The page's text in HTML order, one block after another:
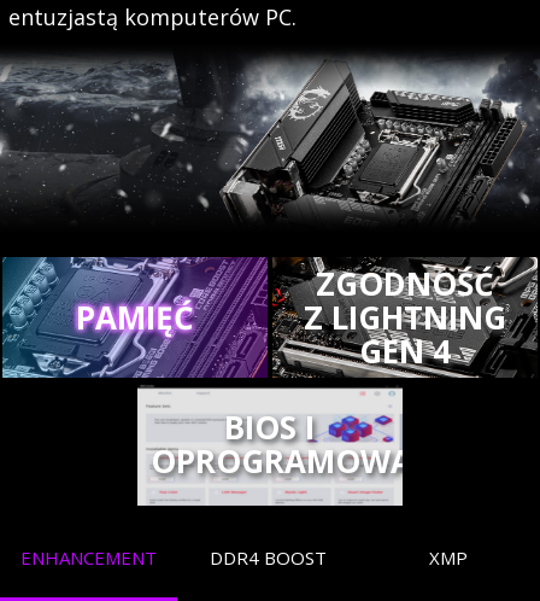
entuzjastą komputerów PC.
PAMIĘĆ
ZGODNOŚĆ
Z LIGHTNING
GEN 4
BIOS I
OPROGRAMOWANIE
ENHANCEMENT DDR4 BOOST XMP